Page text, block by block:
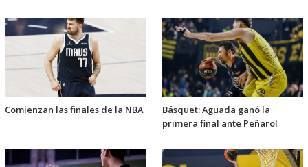
Comienzan las finales de la NBA
Básquet: Aguada ganó la
primera final ante Peñarol